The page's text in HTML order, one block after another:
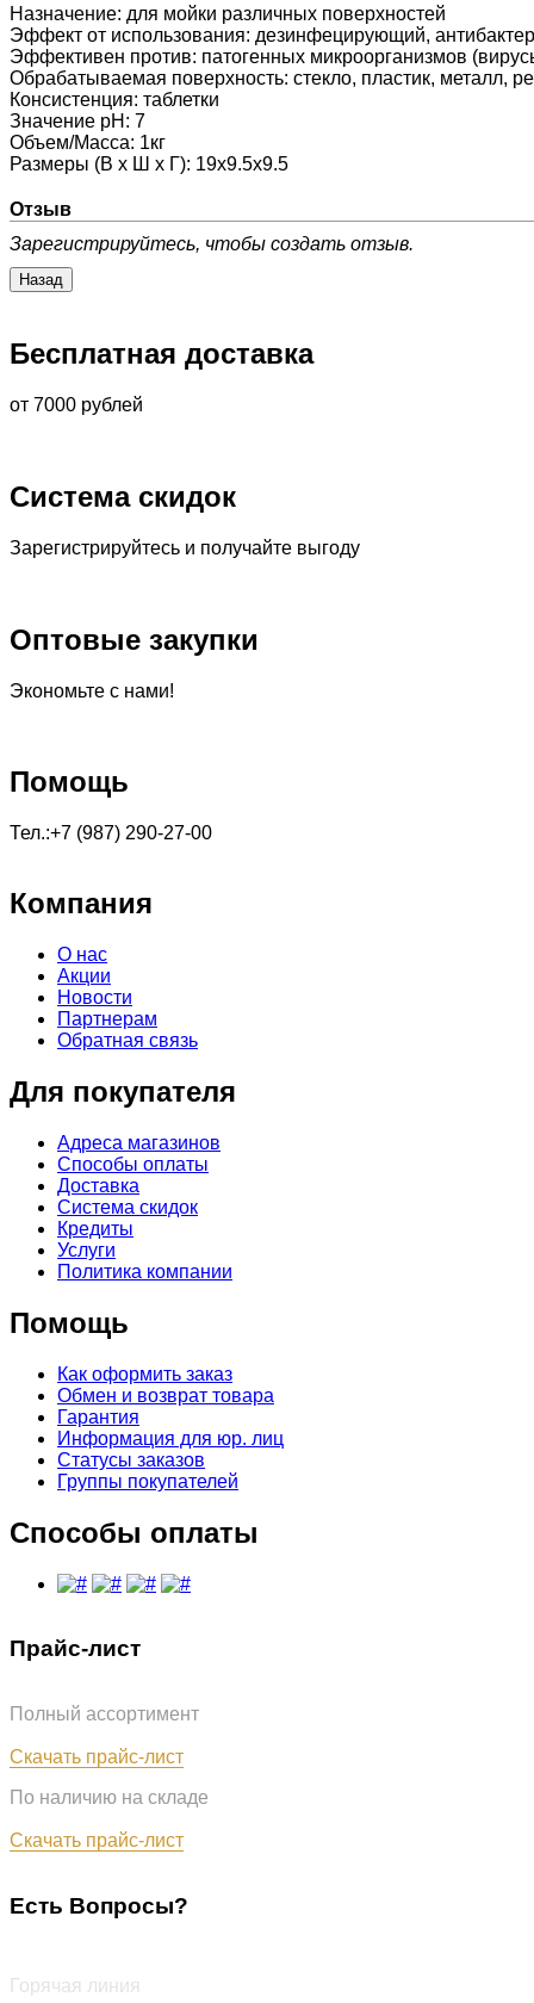
Назначение: для мойки различных поверхностей
Эффект от использования: дезинфецирующий,
Эффективен против: патогенных микроорганизмов
Обрабатываемая поверхность: стекло, пластик, металл,
Консистенция: таблетки
Значение pH : 7
Объем/Масса: 1кг
Размеры (В х Ш х Г): 19х9.5х9.5
Отзыв
Зарегистрируйтесь, чтобы создать отзыв.
Бесплатная доставка
от 7000 рублей
Система скидок
Зарегистрируйтесь и получайте выгоду
Оптовые закупки
Экономьте с нами!
Помощь
Тел.:+7 (987) 290-27-00
Компания
О нас
Акции
Новости
Партнерам
Обратная связь
Для покупателя
Адреса магазинов
Способы оплаты
Доставка
Система скидок
Кредиты
Услуги
Политика компании
Помощь
Как оформить заказ
Обмен и возврат товара
Гарантия
Информация для юр. лиц
Статусы заказов
Группы покупателей
Способы оплаты
Прайс-лист
Полный ассортимент
Скачать прайс-лист
По наличию на складе
Скачать прайс-лист
Есть Вопросы?
Горячая линия